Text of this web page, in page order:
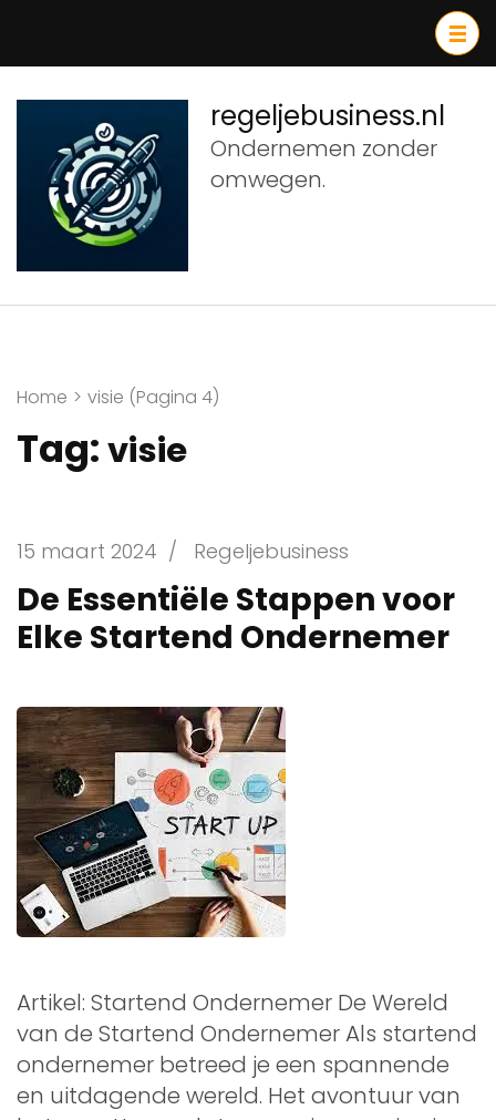
inhoud
(druk
Enter)
regeljebusiness.nl
Ondernemen zonder
omwegen.
Home > visie (Pagina 4)
Tag:visie
15 maart 2024 / Regeljebusiness
De Essentiële Stappen voor
Elke Startend Ondernemer
Artikel: Startend Ondernemer De Wereld
van de Startend Ondernemer Als startend
ondernemer betreed je een spannende
en uitdagende wereld. Het avontuur van